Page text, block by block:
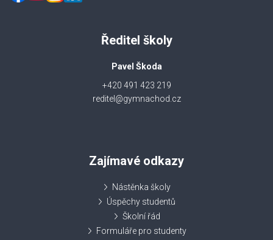
Ředitel školy
Pavel Škoda
+420 491 423 219
reditel@gymnachod.cz
Zajímavé odkazy
Nástěnka školy
Úspěchy studentů
Školní řád
Formuláře pro studenty